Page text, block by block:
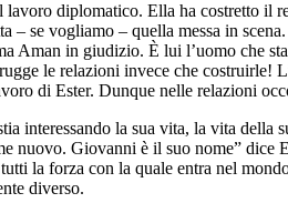
diplomatico. Ella ha costretto il
– se vogliamo – quella messa in
Aman in giudizio. È lui l’uomo che
le relazioni invece che costruirle!
di Ester. Dunque nelle relazioni
interessando la sua vita, la vita
nuovo. Giovanni è il suo nome”
la forza con la quale entra nel
diverso.